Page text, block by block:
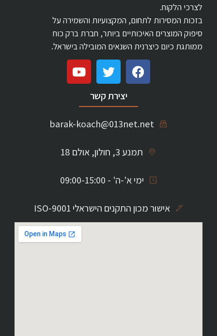
לצרכי הלקוח.
בזכות המסירות לתחום, המקצועיות והשמירה על
סיפוק המוצרים האיכותיים ביותר, חברת ברק כוח
ממותגת כיום כיצרנית השנאים המובילה בישראל.
יצירת קשר
barak-koach@013net.net
תמנע 3, חולון, אולם 18
ימי א'-ה' - 09:00-15:00
אישור מכון התקנים הישראלי ISO-9001